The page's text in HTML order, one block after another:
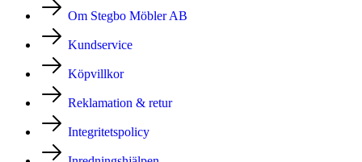
Om Stegbo Möbler AB
Kundservice
Köpvillkor
Reklamation & retur
Integritetspolicy